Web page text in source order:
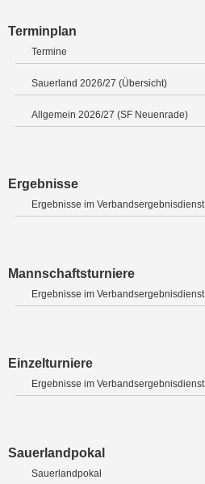
Terminplan
Termine
Sauerland 2026/27 (Übersicht)
Allgemein 2026/27 (SF Neuenrade)
Ergebnisse
Ergebnisse im Verbandsergebnisdienst
Mannschaftsturniere
Ergebnisse im Verbandsergebnisdienst
Einzelturniere
Ergebnisse im Verbandsergebnisdienst
Sauerlandpokal
Sauerlandpokal